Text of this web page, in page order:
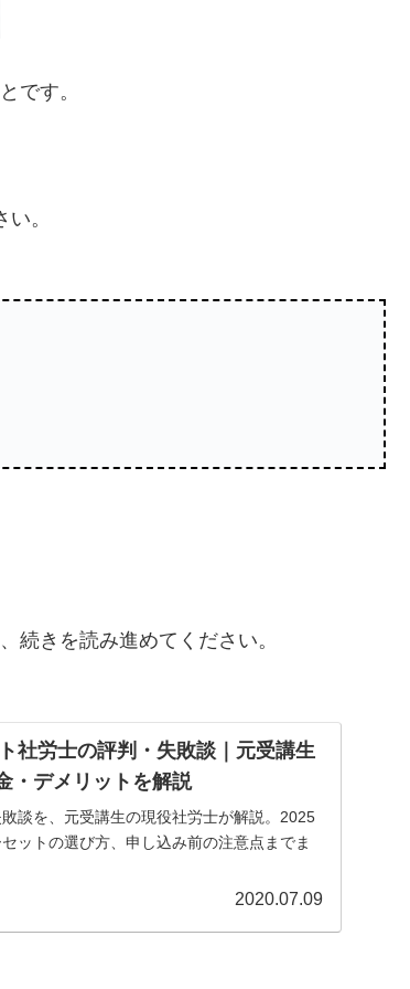
です。
。
続きを読み進めてください。
社労士の評判・失敗談｜元受講生
・デメリットを解説
談を、元受講生の現役社労士が解説。2025
ットの選び方、申し込み前の注意点までま
2020.07.09